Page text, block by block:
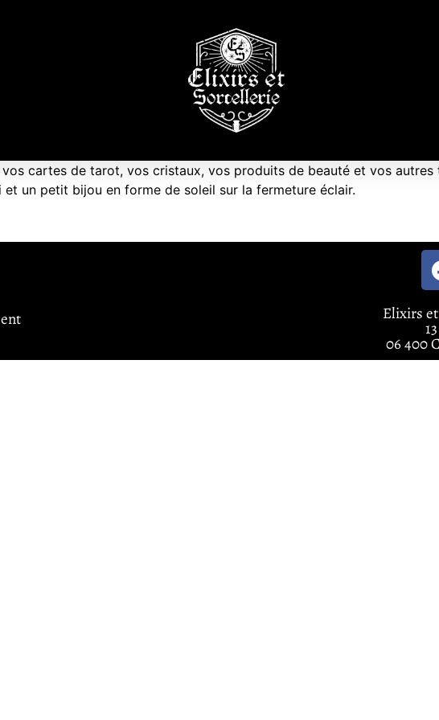
cartes de tarot, vos cristaux, vos produits de beauté et vos
un petit bijou en forme de soleil sur la fermeture éclair.
Elixirs
06 400